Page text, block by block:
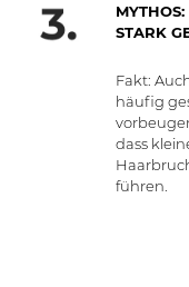
STARK
Fakt:
häufig
dass
führen.